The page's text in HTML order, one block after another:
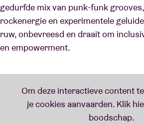
gedurfde mix van punk-funk
rockenergie en experimentele
ruw, onbevreesd en draait om
en empowerment.